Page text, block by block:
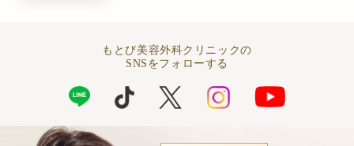
もとび美容外科クリニックの
SNSをフォローする